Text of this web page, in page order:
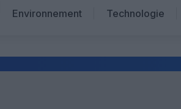
Environnement Technologie